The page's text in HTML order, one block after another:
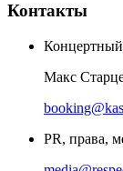
Контакты
Макс
PR, права,